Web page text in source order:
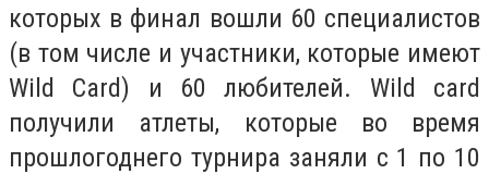
которых в финал вошли 60 специалистов
(в том числе и участники, которые имеют
Wild Card) и 60 любителей. Wild card
получили атлеты, которые во время
прошлогоднего турнира заняли с 1 по 10